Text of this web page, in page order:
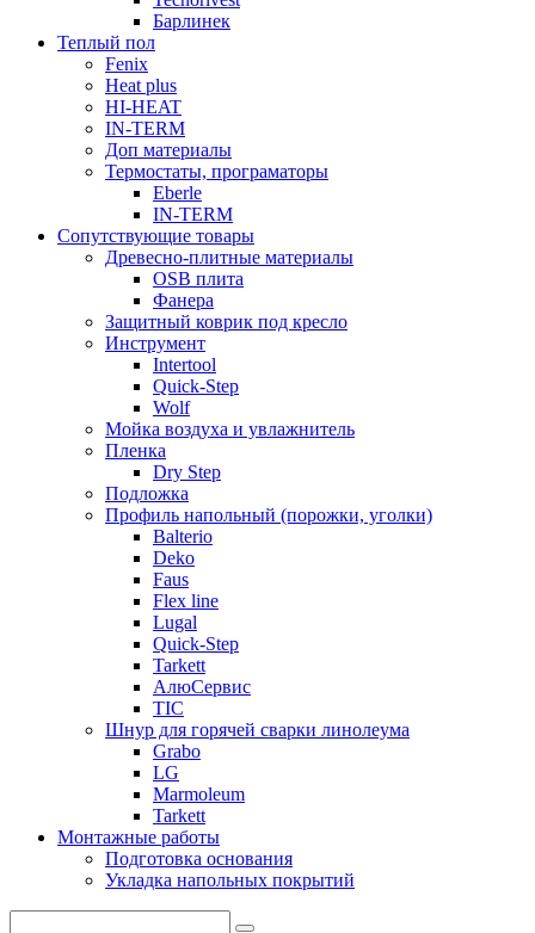
Барлинек
Теплый пол
Fenix
Heat plus
HI-HEAT
IN-TERM
Доп материалы
Термостаты, програматоры
Eberle
IN-TERM
Сопутствующие товары
Древесно-плитные материалы
OSB плита
Фанера
Защитный коврик под кресло
Инструмент
Intertool
Quick-Step
Wolf
Мойка воздуха и увлажнитель
Пленка
Dry Step
Подложка
Профиль напольный (порожки, уголки)
Balterio
Deko
Faus
Flex line
Lugal
Quick-Step
Tarkett
АлюСервис
ТІС
Шнур для горячей сварки линолеума
Grabo
LG
Marmoleum
Tarkett
Монтажные работы
Подготовка основания
Укладка напольных покрытий